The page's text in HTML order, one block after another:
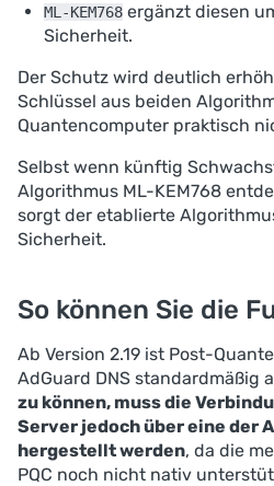
ML-KEM768 ergänzt diesen
Sicherheit.
Der Schutz wird deutlich
Schlüssel aus beiden
Quantencomputer praktisch
Selbst wenn künftig
Algorithmus ML-KEM768
sorgt der etablierte
Sicherheit.
So können Sie die
Ab Version 2.19 ist Post-
AdGuard DNS standardmäßig
zu können, muss die
Server jedoch über eine der
hergestellt werden, da die
PQC noch nicht nativ